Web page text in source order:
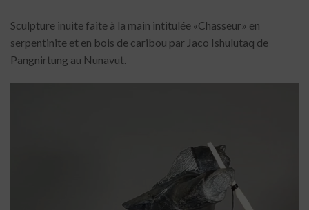
Sculpture inuite faite à la main intitulée «Chasseur» en
serpentinite et en bois de caribou par Jaco Ishulutaq de
Pangnirtung au Nunavut.